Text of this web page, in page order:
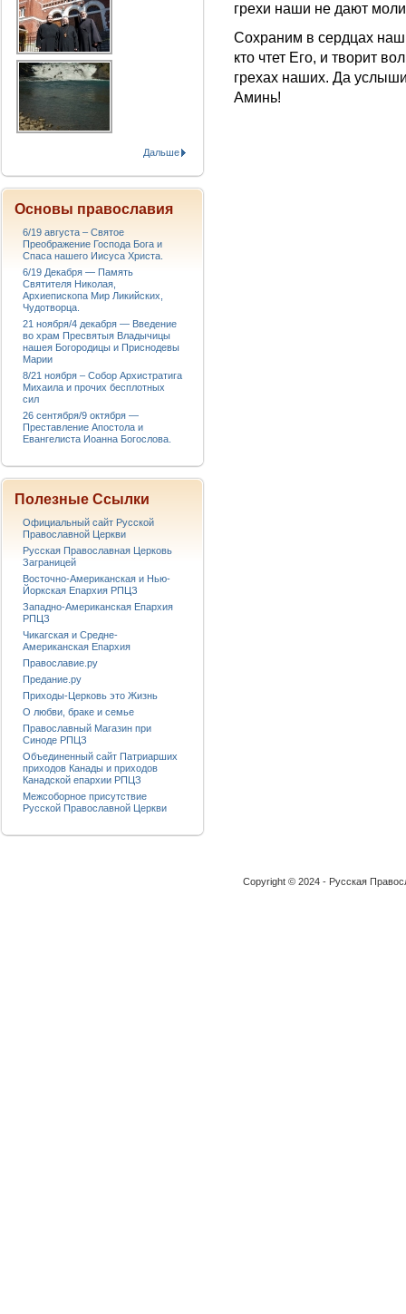
грехи наши не дают
Сохраним в сердцах
кто чтет Его, и творит
грехах наших. Да
Аминь!
Дальше
Основы православия
6/19 августа – Святое
Преображение Господа Бога и
Спаса нашего Иисуса Христа.
6/19 Декабря — Память
Святителя Николая,
Архиепископа Мир Ликийских,
Чудотворца.
21 ноября/4 декабря — Введение
во храм Пресвятыя Владычицы
нашея Богородицы и Приснодевы
Марии
8/21 ноября – Собор Архистратига
Михаила и прочих бесплотных
сил
26 сентября/9 октября —
Преставление Апостола и
Евангелиста Иоанна Богослова.
Полезные Ссылки
Официальный сайт Русской
Православной Церкви
Русская Православная Церковь
Заграницей
Восточно-Американская и Нью-
Йоркская Епархия РПЦЗ
Западно-Американская Епархия
РПЦЗ
Чикагская и Средне-
Американская Епархия
Православие.ру
Предание.ру
Приходы-Церковь это Жизнь
О любви, браке и семье
Православный Магазин при
Синоде РПЦЗ
Объединенный сайт Патриарших
приходов Канады и приходов
Канадской епархии РПЦЗ
Межсоборное присутствие
Русской Православной Церкви
Copyright © 2024 - Русская